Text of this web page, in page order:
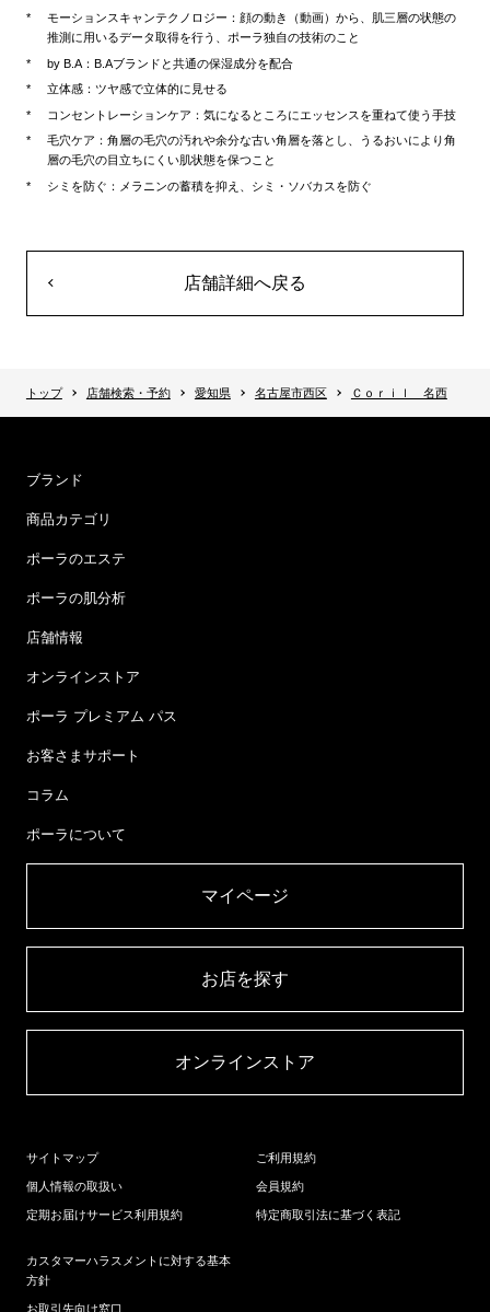
モーションスキャンテクノロジー：顔の動き（動画）から、肌三層の状態の
推測に用いるデータ取得を行う、ポーラ独自の技術のこと
by B.A：B.Aブランドと共通の保湿成分を配合
立体感：ツヤ感で立体的に見せる
コンセントレーションケア：気になるところにエッセンスを重ねて使う手技
毛穴ケア：角層の毛穴の汚れや余分な古い角層を落とし、うるおいにより角
層の毛穴の目立ちにくい肌状態を保つこと
シミを防ぐ：メラニンの蓄積を抑え、シミ・ソバカスを防ぐ
店舗詳細へ戻る
トップ 店舗検索・予約 愛知県 名古屋市西区 Ｃｏｒｉｌ 名西
ブランド
商品カテゴリ
ポーラのエステ
ポーラの肌分析
店舗情報
オンラインストア
ポーラ プレミアム パス
お客さまサポート
コラム
ポーラについて
マイページ​
お店を探す​
オンラインストア​
サイトマップ
個人情報の取扱い
定期お届けサービス利用規約
ご利用規約
会員規約
特定商取引法に基づく表記
カスタマーハラスメントに対する基本
方針
お取引先向け窓口